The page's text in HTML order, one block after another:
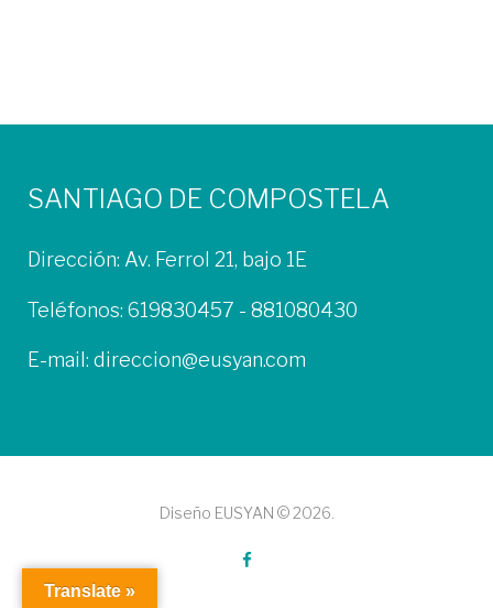
SANTIAGO DE COMPOSTELA
Dirección: Av. Ferrol 21, bajo 1E
Teléfonos: 619830457 - 881080430
E-mail: direccion@eusyan.com
Diseño EUSYAN © 2026.
Translate »